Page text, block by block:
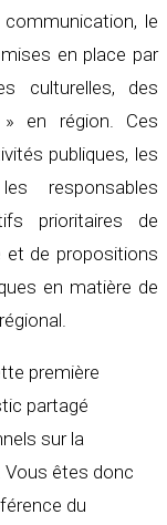
le
en place par
culturelles, des
en région. Ces
publiques, les
responsables
prioritaires de
et de propositions
en matière de
première
partagé
sur la
Vous êtes donc
du